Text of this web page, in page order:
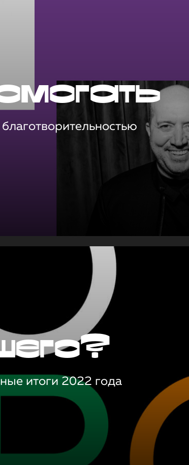
итоги 2022 года